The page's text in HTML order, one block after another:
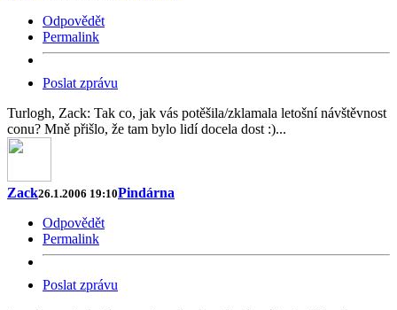
Odpovědět
Permalink
Poslat zprávu
Turlogh, Zack: Tak co, jak vás potěšila/zklamala letošní návštěvnost
conu? Mně přišlo, že tam bylo lidí docela dost :)...
Zack26.1.2006 19:10Pindárna
Odpovědět
Permalink
Poslat zprávu